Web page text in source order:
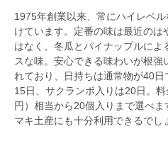
1975年創業以来、常にハイレベ
けています。定番の味は最近の
はなく、冬瓜とパイナップルによ
スな味。安心できる味わいが根強
れており、日持ちは通常物が40
15日、サクランボ入りは20日。
円）相当から20個入りまで選べ
マキ土産にも十分利用できるでし